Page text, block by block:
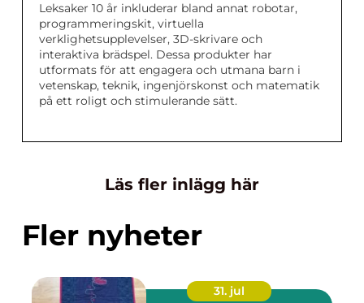
Leksaker 10 år inkluderar bland annat robotar,
programmeringskit, virtuella
verklighetsupplevelser, 3D-skrivare och
interaktiva brädspel. Dessa produkter har
utformats för att engagera och utmana barn i
vetenskap, teknik, ingenjörskonst och matematik
på ett roligt och stimulerande sätt.
Läs fler inlägg här
Fler nyheter
31. jul